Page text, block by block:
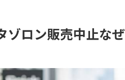
ゾロン販売中止な